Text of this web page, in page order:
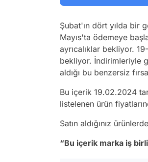
Şubat'ın dört yılda bir
Mayıs'ta ödemeye
ayrıcalıklar bekliyor.
bekliyor. İndirimleriyle
aldığı bu benzersiz
Bu içerik 19.02.2024
listelenen ürün
Satın aldığınız
“Bu içerik marka iş